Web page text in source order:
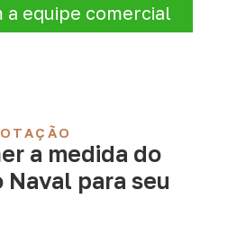
a equipe comercial
a medida do
Naval para seu